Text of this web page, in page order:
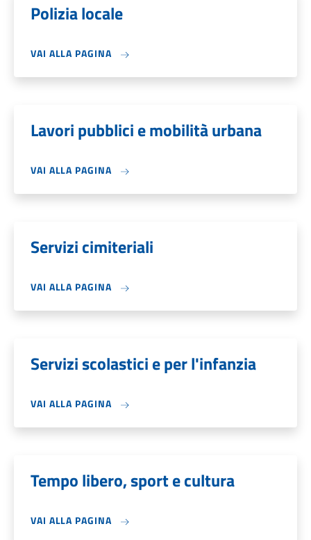
Polizia locale
VAI ALLA PAGINA
Lavori pubblici e mobilità urbana
VAI ALLA PAGINA
Servizi cimiteriali
VAI ALLA PAGINA
Servizi scolastici e per l'infanzia
VAI ALLA PAGINA
Tempo libero, sport e cultura
VAI ALLA PAGINA